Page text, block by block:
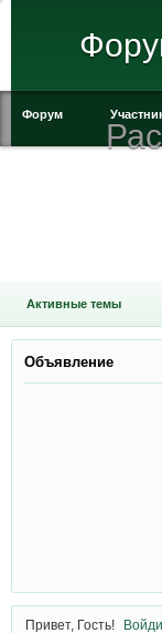
Форум
Активные темы
Объявление
Привет, Гость!